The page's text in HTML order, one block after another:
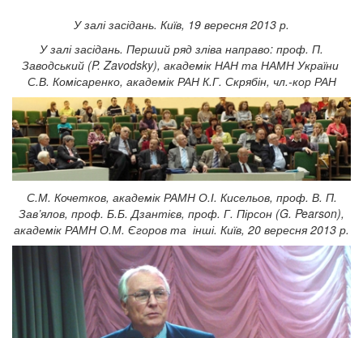
У залі засідань. Київ, 19 вересня 2013 р.
У залі засідань. Перший ряд зліва направо: проф. П.
Заводський (P. Zavodsky), академік НАН та НАМН України
С.В. Комісаренко, академік РАН К.Г. Скрябін, чл.-кор РАН
С.М. Кочетков, академік РАМН О.І. Кисельов, проф. В. П.
Зав’ялов, проф. Б.Б. Дзантієв, проф. Г. Пірсон (G. Pearson),
академік РАМН О.М. Єгоров та інші. Київ, 20 вересня 2013 р.